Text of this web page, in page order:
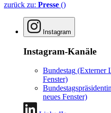
zurück zu: Presse ()
Instagram
Instagram-Kanäle
Bundestag (Externer
Fenster)
Bundestagspräsidentin
neues Fenster)